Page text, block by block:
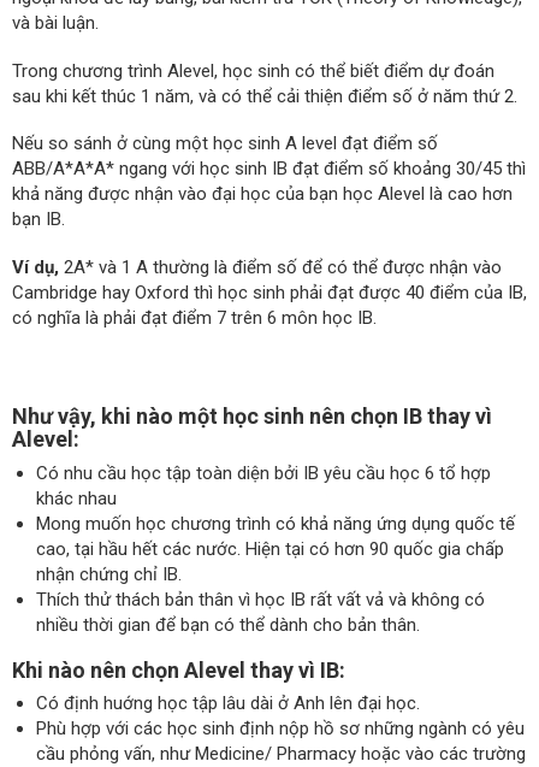
và bài luận.
Trong chương trình Alevel, học sinh có thể biết điểm dự đoán
sau khi kết thúc 1 năm, và có thể cải thiện điểm số ở năm thứ 2.
Nếu so sánh ở cùng một học sinh A level đạt điểm số
ABB/A*A*A* ngang với học sinh IB đạt điểm số khoảng 30/45 thì
khả năng được nhận vào đại học của bạn học Alevel là cao hơn
bạn IB.
Ví dụ, 2A* và 1 A thường là điểm số để có thể được nhận vào
Cambridge hay Oxford thì học sinh phải đạt được 40 điểm của IB,
có nghĩa là phải đạt điểm 7 trên 6 môn học IB.
Như vậy, khi nào một học sinh nên chọn IB thay vì
Alevel:
Có nhu cầu học tập toàn diện bởi IB yêu cầu học 6 tổ hợp
khác nhau
Mong muốn học chương trình có khả năng ứng dụng quốc tế
cao, tại hầu hết các nước. Hiện tại có hơn 90 quốc gia chấp
nhận chứng chỉ IB.
Thích thử thách bản thân vì học IB rất vất vả và không có
nhiều thời gian để bạn có thể dành cho bản thân.
Khi nào nên chọn Alevel thay vì IB:
Có định huớng học tập lâu dài ở Anh lên đại học.
Phù hợp với các học sinh định nộp hồ sơ những ngành có yêu
cầu phỏng vấn, như Medicine/ Pharmacy hoặc vào các trường